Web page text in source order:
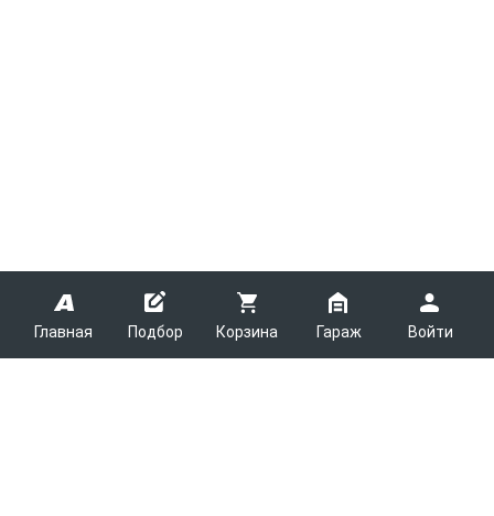
Главная Подбор Корзина Гараж Войти